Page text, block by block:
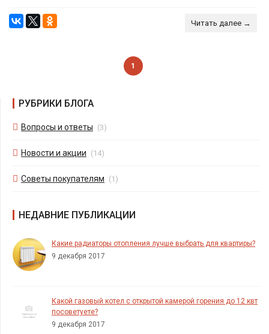
Читать далее →
1
РУБРИКИ БЛОГА
Вопросы и ответы (3)
Новости и акции (14)
Советы покупателям (1)
НЕДАВНИЕ ПУБЛИКАЦИИ
Какие радиаторы отопления лучше выбрать для квартиры?
9 декабря 2017
Какой газовый котел с открытой камерой горения до 12 квт
посоветуете?
9 декабря 2017